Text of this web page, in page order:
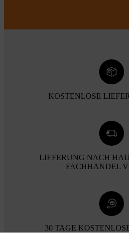
KOSTENLOSE
LIEFERUNG NACH
FACHHANDEL
30 TAGE